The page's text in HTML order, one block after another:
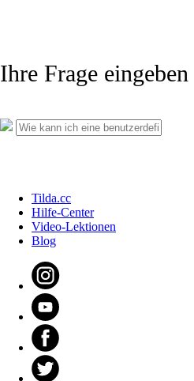
Ihre Frage eingeben
Tilda.cc
Hilfe-Center
Video-Lektionen
Blog